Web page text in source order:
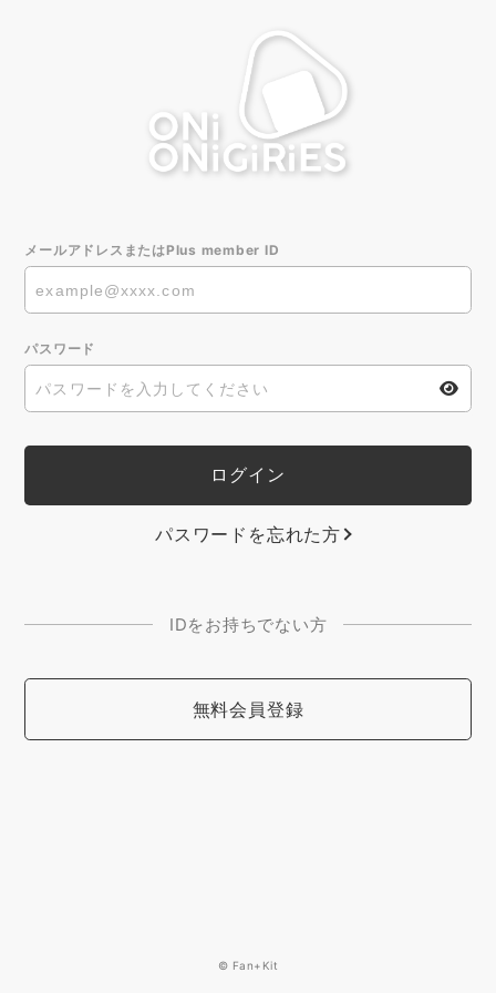
メールアドレスまたはPlus member ID
パスワード
パスワードを忘れた方
IDをお持ちでない方
無料会員登録
© Fan+Kit